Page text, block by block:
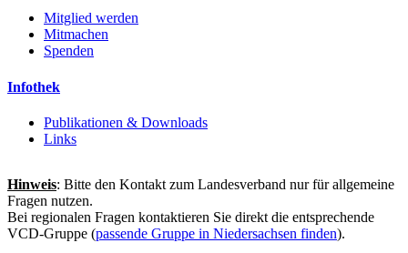
Mitglied werden
Mitmachen
Spenden
Infothek
Publikationen & Downloads
Links
Hinweis: Bitte den Kontakt zum Landesverband nur für allgemeine
Fragen nutzen.
Bei regionalen Fragen kontaktieren Sie direkt die entsprechende
VCD-Gruppe (passende Gruppe in Niedersachsen finden).